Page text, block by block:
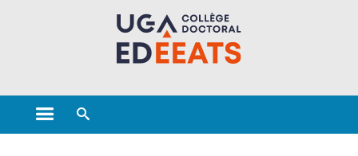
Ouvrir le menu principal